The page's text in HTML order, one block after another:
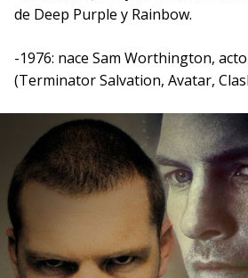
de Deep Purple y Rainbow.
-1976: nace Sam Worthington,
(Terminator Salvation, Avatar,